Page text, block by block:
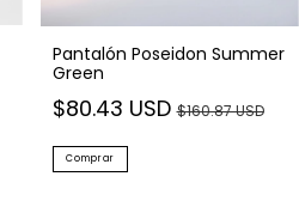
Pantalón Poseidon Summer
Green
$80.43 USD$160.87 USD
Comprar